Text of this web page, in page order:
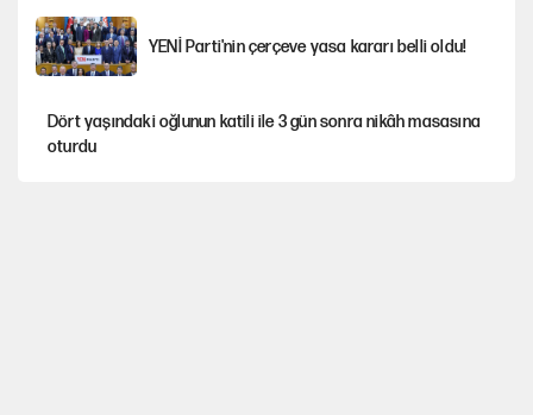
YENİ Parti'nin çerçeve yasa kararı belli oldu!
Dört yaşındaki oğlunun katili ile 3 gün sonra nikâh masasına
oturdu